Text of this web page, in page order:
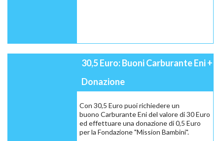
30,5 Euro: Buoni Carburante Eni +
Donazione
Con 30,5 Euro puoi richiedere un
buono Carburante Eni del valore di 30 Euro
ed effettuare una donazione di 0,5 Euro
per la Fondazione "Mission Bambini".